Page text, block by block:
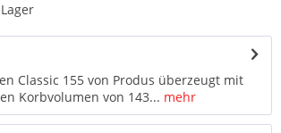
Classic 155 von Produs überzeugt mit
Korbvolumen von 143... mehr